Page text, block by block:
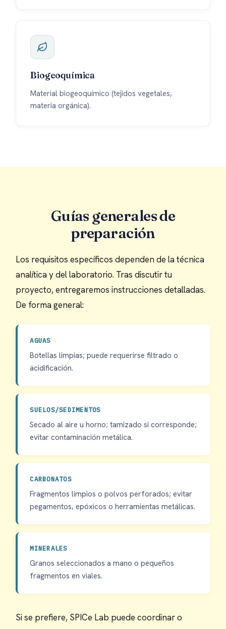
Biogeoquímica
Material biogeoquímico (tejidos vegetales,
materia orgánica).
Guías generales de
preparación
Los requisitos específicos dependen de la técnica
analítica y del laboratorio. Tras discutir tu
proyecto, entregaremos instrucciones detalladas.
De forma general:
AGUAS
Botellas limpias; puede requerirse filtrado o
acidificación.
SUELOS/SEDIMENTOS
Secado al aire u horno; tamizado si corresponde;
evitar contaminación metálica.
CARBONATOS
Fragmentos limpios o polvos perforados; evitar
pegamentos, epóxicos o herramientas metálicas.
MINERALES
Granos seleccionados a mano o pequeños
fragmentos en viales.
Si se prefiere, SPICe Lab puede coordinar o